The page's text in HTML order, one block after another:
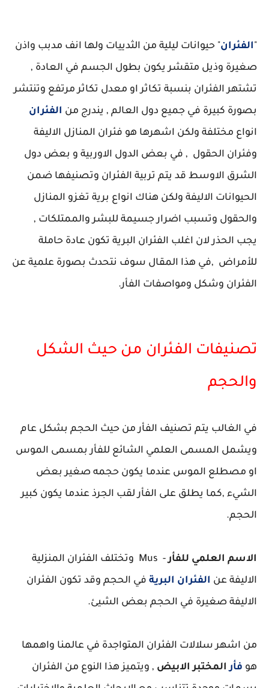
"الفئران" حيوانات ليلية من الثدييات ولها انف مدبب واذن
صغيرة وذيل متقشر يكون بطول الجسم في العادة ,
تشتهر الفئران بنسبة تكاثر او معدل تكاثر مرتفع وتنتشر
بصورة كبيرة في جميع دول العالم , يندرج من الفئران
انواع مختلفة ولكن اشهرها هو فئران المنازل الاليفة
وفئران الحقول , في بعض الدول الاوربية و بعض دول
الشرق الاوسط قد يتم تربية الفئران وتصنيفها ضمن
الحيوانات الاليفة ولكن هناك انواع برية تغزو المنازل
والحقول وتسبب اضرار جسيمة للبشر والممتلكات ,
يجب الحذر لان اغلب الفئران البرية تكون عادة حاملة
للأمراض ,في هذا المقال سوف نتحدث بصورة علمية عن
الفئران وشكل ومواصفات الفأر.
تصنيفات الفئران من حيث الشكل
والحجم
في الغالب يتم تصنيف الفأر من حيث الحجم بشكل عام
ويشمل المسمى العلمي الشائع للفأر بمسمى الموس
او مصطلع الموس عندما يكون حجمه صغير بعض
الشيء ,كما يطلق على الفأر لقب الجرذ عندما يكون كبير
الحجم.
الاسم العلمي للفأر
- Mus وتختلف الفئران المنزلية
الاليفة عن الفئران البرية في الحجم وقد تكون الفئران
الاليفة صغيرة في الحجم بعض الشيئ.
من اشهر سلالات الفئران المتواجدة في عالمنا واهمها
هو فأرالمختبر الابيض , ويتميز هذا النوع من الفئران